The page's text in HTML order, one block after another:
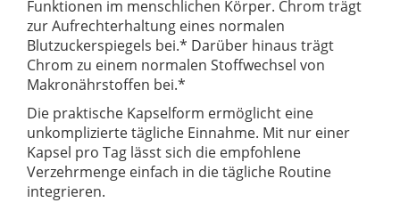
Funktionen im menschlichen Körper. Chrom trägt
zur Aufrechterhaltung eines normalen
Blutzuckerspiegels bei.* Darüber hinaus trägt
Chrom zu einem normalen Stoffwechsel von
Makronährstoffen bei.*
Die praktische Kapselform ermöglicht eine
unkomplizierte tägliche Einnahme. Mit nur einer
Kapsel pro Tag lässt sich die empfohlene
Verzehrmenge einfach in die tägliche Routine
integrieren.